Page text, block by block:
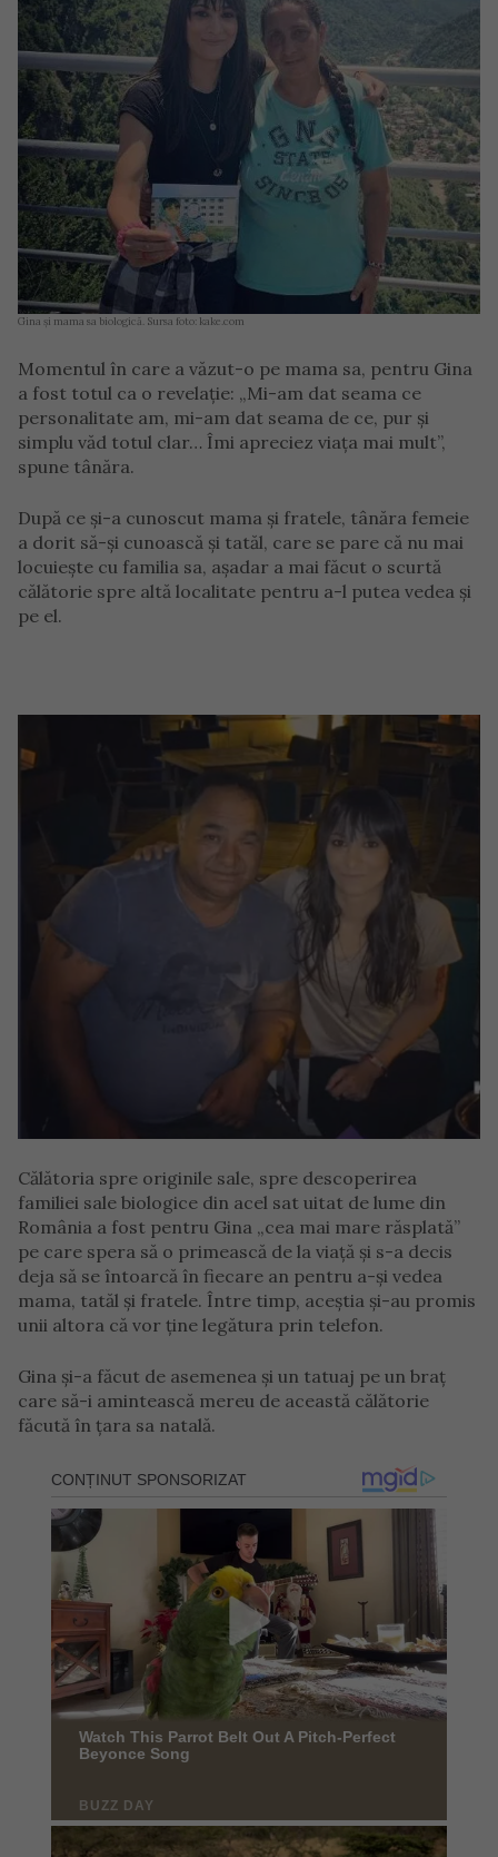
Gina și mama sa biologică. Sursa foto: kake.com
Momentul în care a văzut-o pe mama sa, pentru Gina
a fost totul ca o revelație: „Mi-am dat seama ce
personalitate am, mi-am dat seama de ce, pur și
simplu văd totul clar… Îmi apreciez viața mai mult”,
spune tânăra.
După ce și-a cunoscut mama și fratele, tânăra femeie
a dorit să-și cunoască și tatăl, care se pare că nu mai
locuiește cu familia sa, așadar a mai făcut o scurtă
călătorie spre altă localitate pentru a-l putea vedea și
pe el.
Călătoria spre originile sale, spre descoperirea
familiei sale biologice din acel sat uitat de lume din
România a fost pentru Gina „cea mai mare răsplată”
pe care spera să o primească de la viață și s-a decis
deja să se întoarcă în fiecare an pentru a-și vedea
mama, tatăl și fratele. Între timp, aceștia și-au promis
unii altora că vor ține legătura prin telefon.
Gina și-a făcut de asemenea și un tatuaj pe un braț
care să-i amintească mereu de această călătorie
făcută în țara sa natală.